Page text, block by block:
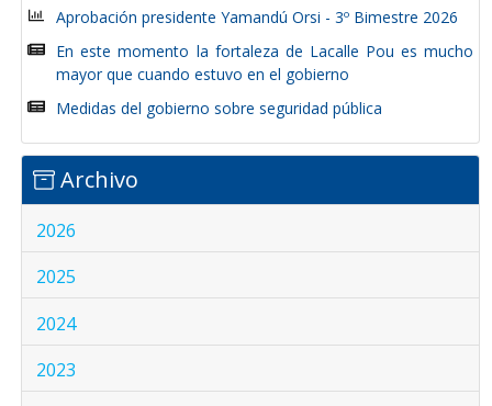
Aprobación presidente Yamandú Orsi - 3º Bimestre 2026
En este momento la fortaleza de Lacalle Pou es mucho
mayor que cuando estuvo en el gobierno
Medidas del gobierno sobre seguridad pública
Archivo
2026
2025
2024
2023